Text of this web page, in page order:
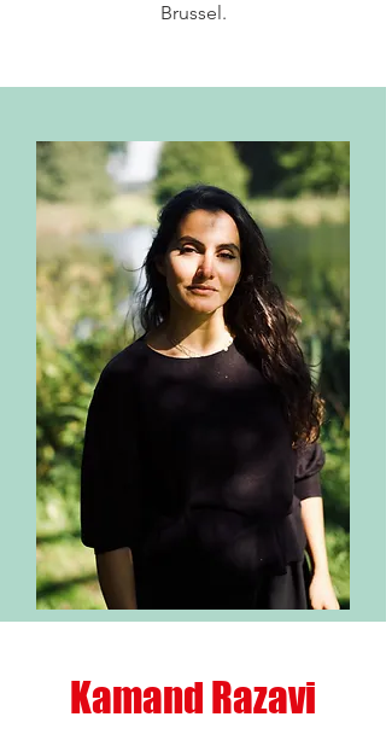
Brussel.
Kamand Razavi